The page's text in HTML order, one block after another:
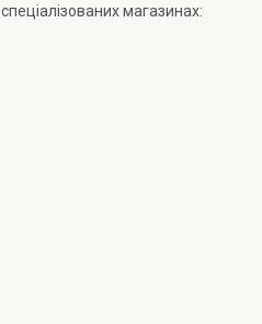
магазинах: